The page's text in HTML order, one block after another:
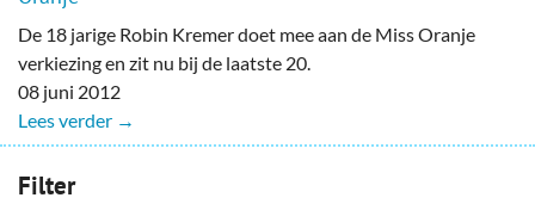
De 18 jarige Robin Kremer doet mee aan de Miss Oranje
verkiezing en zit nu bij de laatste 20.
08 juni 2012
Lees verder →
Filter